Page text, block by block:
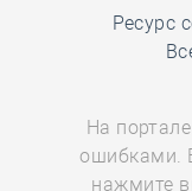
Ресурс
На
ошибками.
нажмите